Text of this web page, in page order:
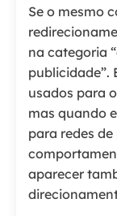
Se o mesmo
na categoria
publicidade”.
usados para
mas quando
para redes
aparecer